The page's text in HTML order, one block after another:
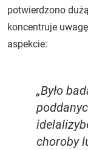
potwierdzono
koncentruje
aspekcie:
„Było
choroby